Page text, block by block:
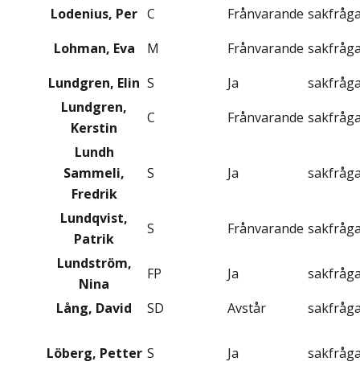
Lodenius, Per C Frånvarande
Lohman, Eva
M Frånvarande
Lundgren, Elin S Ja
Lundgren,
Kerstin
C Frånvarande
Lundh
Sammeli,
Fredrik
S Ja
Lundqvist,
Patrik
S Frånvarande
Lundström,
Nina
FP Ja
Lång, David
SD Avstår
Löberg, Petter S Ja